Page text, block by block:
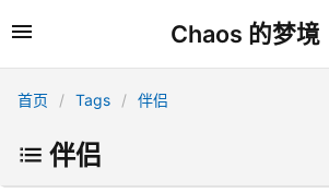
Chaos 的梦境
首页 Tags 伴侣
伴侣